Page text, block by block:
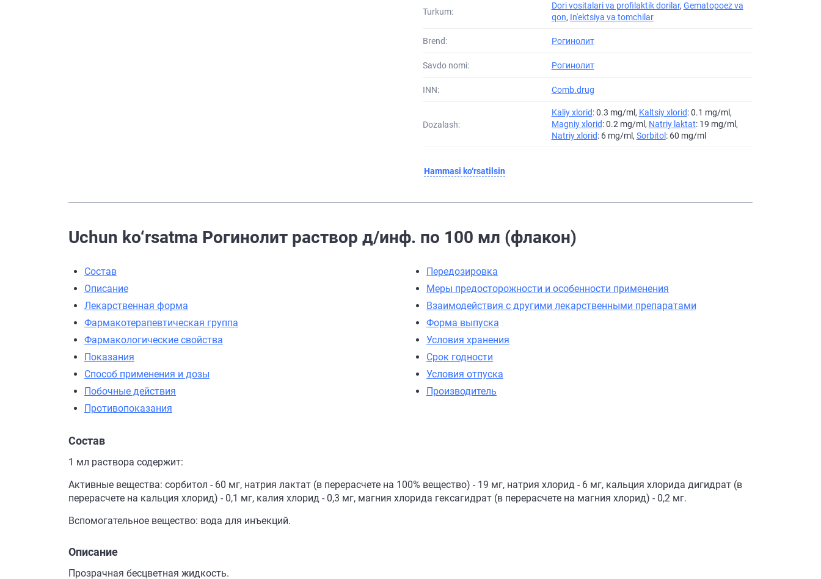
Turkum:
Dori vositalari va profilaktik dorilar, Gematopoez va
qon, In'ektsiya va tomchilar
Brend: Рогинолит
Savdo nomi: Рогинолит
INN: Comb.drug
Dozalash:
Kaliy xlorid: 0.3 mg/ml, Kaltsiy xlorid: 0.1 mg/ml,
Magniy xlorid: 0.2 mg/ml, Natriy laktat: 19 mg/ml,
Natriy xlorid: 6 mg/ml, Sorbitol : 60 mg/ml
Hammasi ko‘rsatilsin
Uchun ko‘rsatma Рогинолит раствор д/инф. по 100 мл (флакон)
Состав
Описание
Лекарственная форма
Фармакотерапевтическая группа
Фармакологические свойства
Показания
Способ применения и дозы
Побочные действия
Противопоказания
Передозировка
Меры предосторожности и особенности применения
Взаимодействия с другими лекарственными препаратами
Форма выпуска
Условия хранения
Срок годности
Условия отпуска
Производитель
Состав
1 мл раствора содержит:
Активные вещества: сорбитол - 60 мг, натрия лактат (в перерасчете на 100% вещество) - 19 мг, натрия хлорид - 6 мг, кальция хлорида дигидрат (в
перерасчете на кальция хлорид) - 0,1 мг, калия хлорид - 0,3 мг, магния хлорида гексагидрат (в перерасчете на магния хлорид) - 0,2 мг.
Вспомогательное вещество: вода для инъекций.
Описание
Прозрачная бесцветная жидкость.